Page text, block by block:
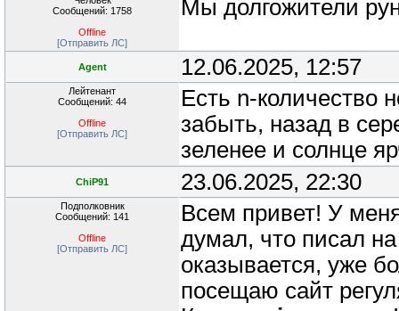
Сообщений: 1758
Offline
[Отправить ЛС]
Мы долгожители
Agent 12.06.2025, 12:57
Лейтенант
Сообщений: 44
Offline
[Отправить ЛС]
Есть n-количество
забыть, назад в
зеленее и солнце
ChiP91 23.06.2025, 22:30
Подполковник
Сообщений: 141
Offline
[Отправить ЛС]
Всем привет! У
думал, что писал
оказывается, уже
посещаю сайт